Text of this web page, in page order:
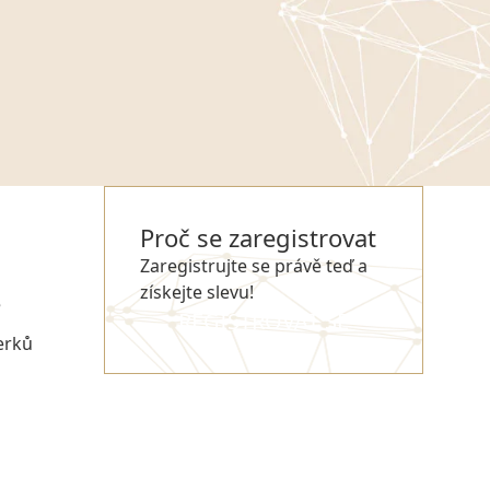
Proč se zaregistrovat
Zaregistrujte se právě teď a
získejte slevu!
REGISTROVAT SE